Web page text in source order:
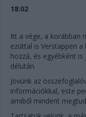
18:02
Itt a vége, a korábban
ezúttal is Verstappen
hozzá, és egyébként
délután.
Jövünk az
információkkal, este
amiből mindent